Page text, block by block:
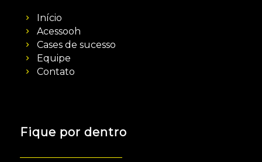
Início
Acessooh
Cases de sucesso
Equipe
Contato
Fique por dentro